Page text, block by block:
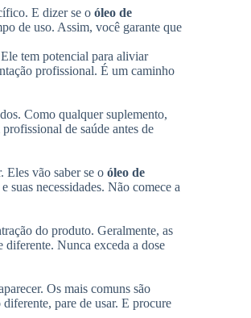
E dizer se o óleo de
de uso. Assim, você garante que
tem potencial para aliviar
profissional. É um caminho
Como qualquer suplemento,
de saúde antes de
Eles vão saber se o óleo de
suas necessidades. Não comece a
do produto. Geralmente, as
diferente. Nunca exceda a dose
Os mais comuns são
pare de usar. E procure